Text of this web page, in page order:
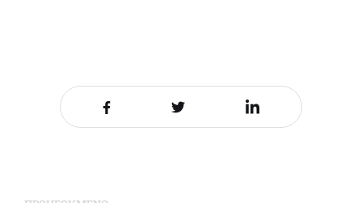
Share it on FacebookShare it on TwitterShare it on LinkedIn